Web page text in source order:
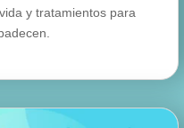
y tratamientos para